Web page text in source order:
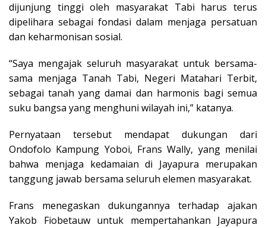
dijunjung tinggi oleh masyarakat Tabi harus terus
dipelihara sebagai fondasi dalam menjaga persatuan
dan keharmonisan sosial.
“Saya mengajak seluruh masyarakat untuk bersama-
sama menjaga Tanah Tabi, Negeri Matahari Terbit,
sebagai tanah yang damai dan harmonis bagi semua
suku bangsa yang menghuni wilayah ini,” katanya.
Pernyataan tersebut mendapat dukungan dari
Ondofolo Kampung Yoboi, Frans Wally, yang menilai
bahwa menjaga kedamaian di Jayapura merupakan
tanggung jawab bersama seluruh elemen masyarakat.
Frans menegaskan dukungannya terhadap ajakan
Yakob Fiobetauw untuk mempertahankan Jayapura